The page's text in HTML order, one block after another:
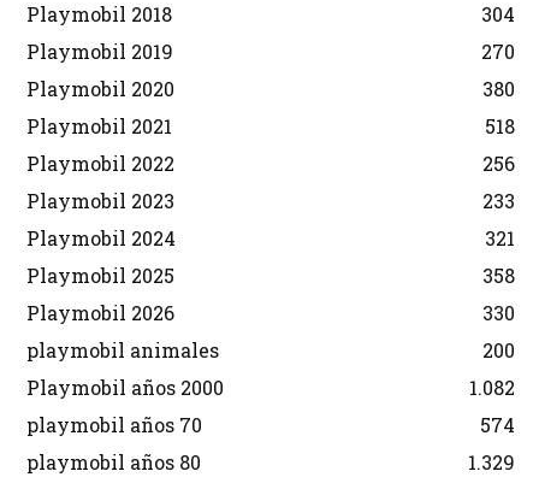
Playmobil 2018
304
Playmobil 2019
270
Playmobil 2020
380
Playmobil 2021
518
Playmobil 2022
256
Playmobil 2023
233
Playmobil 2024
321
Playmobil 2025
358
Playmobil 2026
330
playmobil animales
200
Playmobil años 2000
1.082
playmobil años 70
574
playmobil años 80
1.329